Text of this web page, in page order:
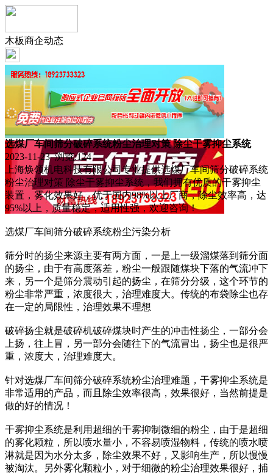
木板商企动态
选煤厂车间筛分破碎系统粉尘治理对策 除尘干雾抑尘系统
2023-11-23 浏览:124
上海焕领机电科技有限公司专业提供选煤厂车间筛分破碎系统
粉尘治理对策 除尘干雾抑尘系统，我们拥有优质的干雾抑尘
装置，雾化效果好，优于国内98%以上厂商，除尘效率高，达
95%以上，质量稳定，适用性强，欢迎咨询！
选煤厂车间筛分破碎系统粉尘污染分析
筛分时的扬尘来源主要有两方面，一是上一级溜煤落到筛分面
的扬尘，由于有高度落差，粉尘一般跟随煤块下落的气流冲下
来，另一个是筛分震动引起的扬尘，在筛分分级，这个环节的
粉尘非常严重，浓度很大，治理难度大。传统的布袋除尘也存
在一定的局限性，治理效果不理想
破碎扬尘就是破碎机破碎煤块时产生的冲击性扬尘，一部分会
上扬，往上冒，另一部分会随往下的气流冒出，扬尘也是很严
重，浓度大，治理难度大。
针对选煤厂车间筛分破碎系统粉尘治理难题，干雾抑尘系统是
非常适用的产品，而且除尘效率很高，效果很好，当然前提是
做的好的情况！
干雾抑尘系统是利用超细的干雾抑制微细的粉尘，由于是超细
的雾化颗粒，所以喷水量小，不容易喷湿物料，传统的喷水喷
淋就是因为水分太多，除尘效果不好，又影响生产，所以慢慢
被淘汰。另外雾化颗粒小，对于细微的粉尘治理效果很好，捕